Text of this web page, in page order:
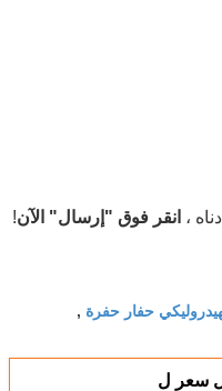
، انقر فوق "إرسال" الآن!
حفار حفرة ,
سعر ل